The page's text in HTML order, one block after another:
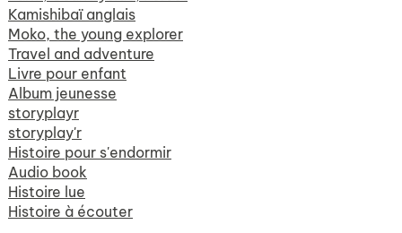
Kamishibaï anglais
Moko, the young explorer
Travel and adventure
Livre pour enfant
Album jeunesse
storyplayr
storyplay'r
Histoire pour s'endormir
Audio book
Histoire lue
Histoire à écouter